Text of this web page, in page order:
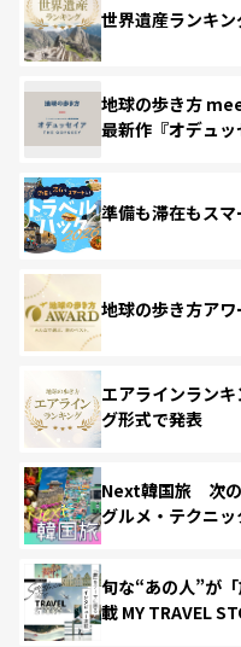
世界遺産ランキン
地球の歩き方
最新作『オデュッ
準備も滞在もス
地球の歩き方ア
エアラインラン
グ形式で発表
Next韓国旅 次の
グルメ・テクニッ
旬な“あの人”が
載 MY TRAVEL